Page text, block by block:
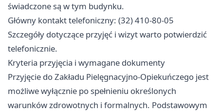
świadczone są w tym budynku.
Główny kontakt telefoniczny: (32) 410-80-05
Szczegóły dotyczące przyjęć i wizyt warto potwierdzić
telefonicznie.
Kryteria przyjęcia i wymagane dokumenty
Przyjęcie do Zakładu Pielęgnacyjno-Opiekuńczego jest
możliwe wyłącznie po spełnieniu określonych
warunków zdrowotnych i formalnych. Podstawowym